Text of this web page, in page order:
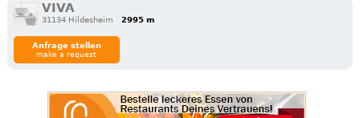
VIVA
31134 Hildesheim 2995 m
Anfrage stellen
make a request